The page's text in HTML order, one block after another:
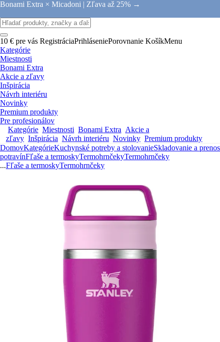
Bonami Extra × Micadoni | Zľava až 25% →
10 € pre vás RegistráciaPrihláseniePorovnanie KošíkMenu
Kategórie
Miestnosti
Bonami Extra
Akcie a zľavy
Inšpirácia
Návrh interiéru
Novinky
Premium produkty
Pre profesionálov
Kategórie Miestnosti Bonami Extra Akcie a
zľavy Inšpirácia Návrh interiéru Novinky Premium produkty
DomovKategórieKuchynské potreby a stolovanieSkladovanie a prenos
potravínFľaše a termoskyTermohrnčekyTermohrnčeky
...Fľaše a termoskyTermohrnčeky